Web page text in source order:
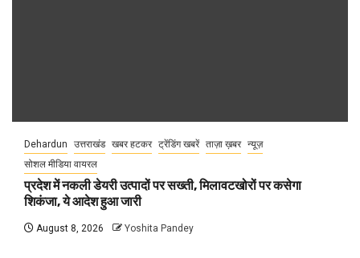
Dehardun उत्तराखंड खबर हटकर ट्रेंडिंग खबरें ताज़ा ख़बर न्यूज़
सोशल मीडिया वायरल
प्रदेश में नकली डेयरी उत्पादों पर सख्ती, मिलावटखोरों पर कसेगा
शिकंजा, ये आदेश हुआ जारी
August 8, 2026 Yoshita Pandey